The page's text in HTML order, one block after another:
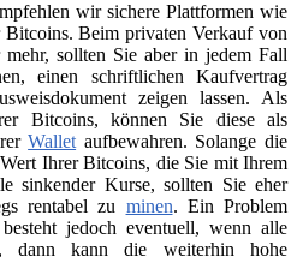
wir sichere Plattformen wie
Beim privaten Verkauf von
sollten Sie aber in jedem Fall
einen schriftlichen Kaufvertrag
zeigen lassen. Als
Bitcoins, können Sie diese als
Wallet aufbewahren. Solange die
Ihrer Bitcoins, die Sie mit Ihrem
sinkender Kurse, sollten Sie eher
rentabel zu minen. Ein Problem
jedoch eventuell, wenn alle
dann kann die weiterhin hohe